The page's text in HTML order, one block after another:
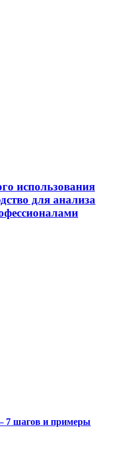
использования
для анализа
7 шагов и примеры